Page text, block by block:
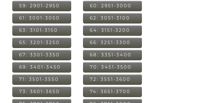
59: 2901-2950 60: 2951-3000
61: 3001-3050 62: 3051-3100
63: 3101-3150 64: 3151-3200
65: 3201-3250 66: 3251-3300
67: 3301-3350 68: 3351-3400
69: 3401-3450 70: 3451-3500
71: 3501-3550 72: 3551-3600
73: 3601-3650 74: 3651-3700